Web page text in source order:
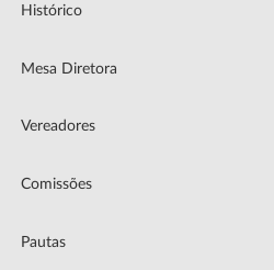
Histórico
Mesa Diretora
Vereadores
Comissões
Pautas